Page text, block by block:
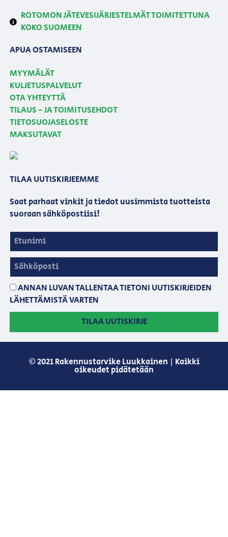
ROTOMON JÄTEVESIJÄRJESTELMÄT TOIMITETTUNA
KOKO SUOMEEN
APUA OSTAMISEEN
MYYMÄLÄT
KULJETUSPALVELUT
OTA YHTEYTTÄ
TILAUS - JA TOIMITUSEHDOT
TIETOSUOJASELOSTE
MAKSUTAVAT
TILAA UUTISKIRJEEMME
Saat parhaat vinkit ja tiedot uusimmista tuotteista
suoraan sähköpostiisi!
ANNAN LUVAN TALLENTAA TIETONI UUTISKIRJEIDEN
LÄHETTÄMISTÄ VARTEN
TILAA UUTISKIRJE
© 2021 Rakennustarvike Luukkainen | Kaikki
oikeudet pidätetään